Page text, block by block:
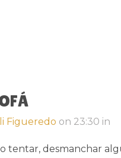
Figueredo on 23:30 in
tentar, desmanchar